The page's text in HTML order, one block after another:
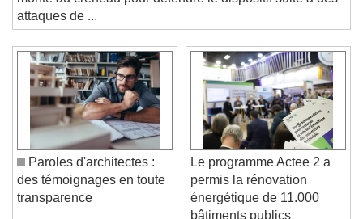
monte au créneau pour défendre le dispositif suite à des
attaques de ...
Paroles d'architectes :
des témoignages en toute
Le programme Actee 2 a
permis la rénovation
énergétique de 11.000